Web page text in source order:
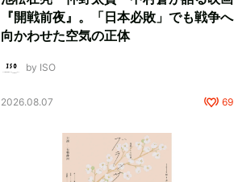
『開戦前夜』。「日本必敗」でも戦争へ
向かわせた空気の正体
by ISO
2026.08.07 69